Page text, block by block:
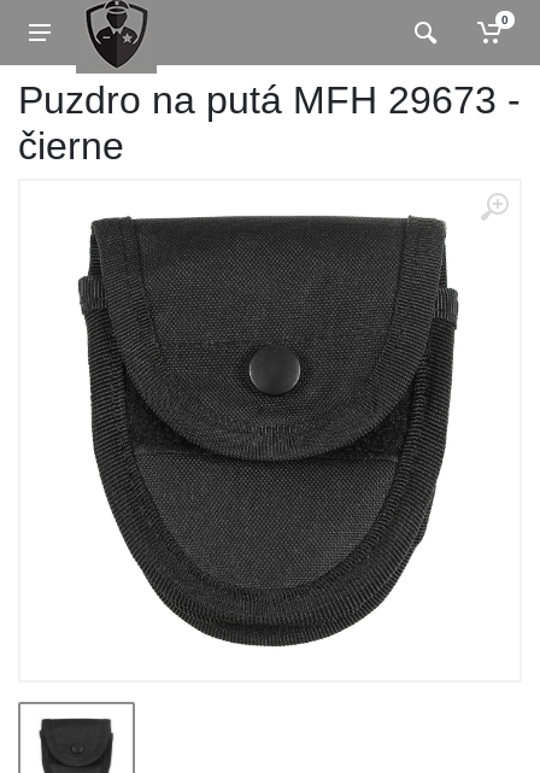
0
Puzdro na putá MFH 29673 -
čierne